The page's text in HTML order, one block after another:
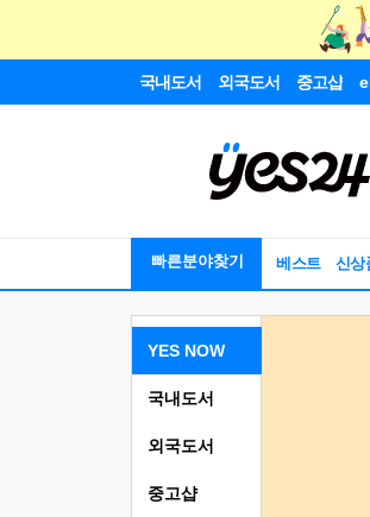
국내도서 외국도서 중고샵
빠른분야찾기 베스트 신상
YES NOW
국내도서
외국도서
중고샵